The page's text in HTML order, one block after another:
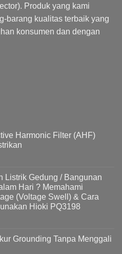
Produk yang kami
barang kualitas terbaik yang
konsumen dan dengan
Harmonic Filter (AHF)
Listrik Gedung / Bangunan
Hari ? Memahami
(Voltage Swell) & Cara
Hioki PQ3198
Grounding Tanpa Menggali